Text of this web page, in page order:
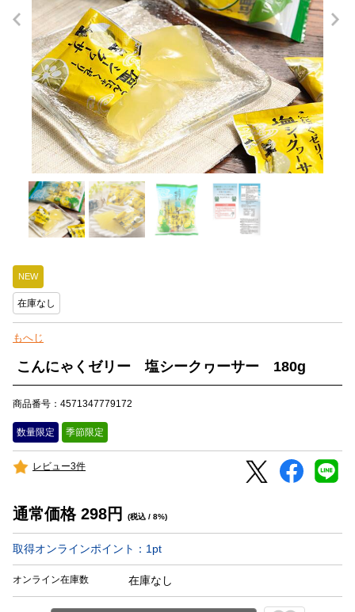
NEW
在庫なし
もへじ
こんにゃくゼリー 塩シークヮーサー 180g
商品番号：4571347779172
数量限定 季節限定
レビュー3件
通常価格 298円 (税込 / 8%)
取得オンラインポイント： 1 pt
オンライン在庫数 在庫なし